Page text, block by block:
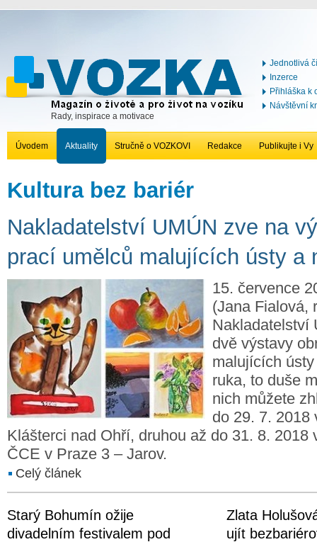
Rady, inspirace a motivace
Jednotlivá
Inzerce
Přihláška k
Návštěvní
Úvodem Aktuality Stručně o VOZKOVI Redakce Publikujte i Vy
Kultura bez bariér
Nakladatelství UMÚN zve na
prací umělců malujících ústy a
15. července
(Jana Fialová,
Nakladatelství
dvě výstavy
malujících
ruka, to duše
nich můžete
do 29. 7. 2018
Klášterci nad Ohří, druhou až do 31. 8. 2018
ČCE v Praze 3 – Jarov.
Celý článek
Starý Bohumín ožije
divadelním festivalem pod
Zlata
ujít